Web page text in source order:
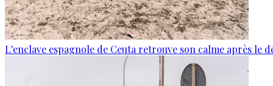
L'enclave espagnole de Ceuta retrouve son calme après le